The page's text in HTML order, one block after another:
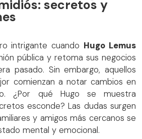
secretos y
intrigante cuando Hugo Lemus
pública y retoma sus negocios
pasado. Sin embargo, aquellos
comienzan a notar cambios en
¿Por qué Hugo se muestra
esconde? Las dudas surgen
y amigos más cercanos se
mental y emocional.